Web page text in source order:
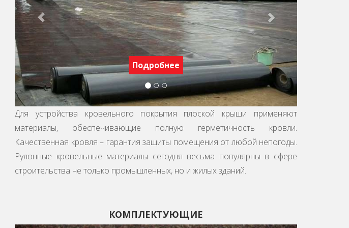
Подробнее
u
s
Для устройства кровельного покрытия плоской крыши применяют
материалы, обеспечивающие полную герметичность кровли.
Качественная кровля – гарантия защиты помещения от любой непогоды.
Рулонные кровельные материалы сегодня весьма популярны в сфере
строительства не только промышленных, но и жилых зданий.
КОМПЛЕКТУЮЩИЕ